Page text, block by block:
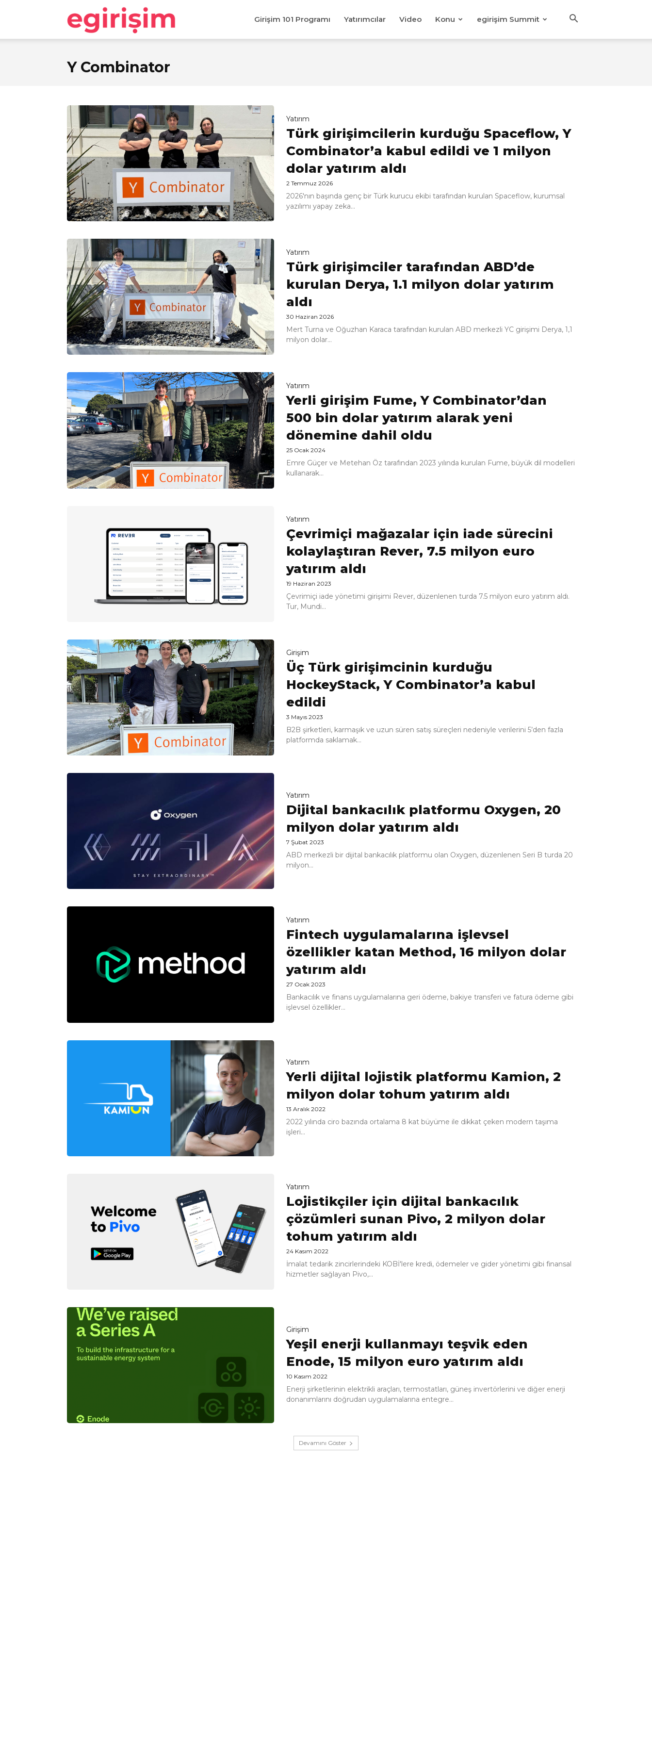
egirişim Girişim 101 Programı Yatırımcılar Video Konu egirişim Summit
Y Combinator
Yatırım
Türk girişimcilerin kurduğu Spaceflow, Y
Combinator’a kabul edildi ve 1 milyon
dolar yatırım aldı
2 Temmuz 2026
2026'nın başında genç bir Türk kurucu ekibi tarafından kurulan Spaceflow, kurumsal
yazılımı yapay zeka...
Yatırım
Türk girişimciler tarafından ABD’de
kurulan Derya, 1.1 milyon dolar yatırım
aldı
30 Haziran 2026
Mert Turna ve Oğuzhan Karaca tarafından kurulan ABD merkezli YC girişimi Derya, 1,1
milyon dolar...
Yatırım
Yerli girişim Fume, Y Combinator’dan
500 bin dolar yatırım alarak yeni
dönemine dahil oldu
25 Ocak 2024
Emre Güçer ve Metehan Öz tarafından 2023 yılında kurulan Fume, büyük dil modelleri
kullanarak...
Yatırım
Çevrimiçi mağazalar için iade sürecini
kolaylaştıran Rever, 7.5 milyon euro
yatırım aldı
19 Haziran 2023
Çevrimiçi iade yönetimi girişimi Rever, düzenlenen turda 7.5 milyon euro yatırım aldı.
Tur, Mundi...
Girişim
Üç Türk girişimcinin kurduğu
HockeyStack, Y Combinator’a kabul
edildi
3 Mayıs 2023
B2B şirketleri, karmaşık ve uzun süren satış süreçleri nedeniyle verilerini 5’den fazla
platformda saklamak...
Yatırım
Dijital bankacılık platformu Oxygen, 20
milyon dolar yatırım aldı
7 Şubat 2023
ABD merkezli bir dijital bankacılık platformu olan Oxygen, düzenlenen Seri B turda 20
milyon...
Yatırım
Fintech uygulamalarına işlevsel
özellikler katan Method, 16 milyon dolar
yatırım aldı
27 Ocak 2023
Bankacılık ve finans uygulamalarına geri ödeme, bakiye transferi ve fatura ödeme gibi
işlevsel özellikler...
Yatırım
Yerli dijital lojistik platformu Kamion, 2
milyon dolar tohum yatırım aldı
13 Aralık 2022
2022 yılında ciro bazında ortalama 8 kat büyüme ile dikkat çeken modern taşıma
işleri...
Yatırım
Lojistikçiler için dijital bankacılık
çözümleri sunan Pivo, 2 milyon dolar
tohum yatırım aldı
24 Kasım 2022
İmalat tedarik zincirlerindeki KOBİ'lere kredi, ödemeler ve gider yönetimi gibi finansal
hizmetler sağlayan Pivo,...
Girişim
Yeşil enerji kullanmayı teşvik eden
Enode, 15 milyon euro yatırım aldı
10 Kasım 2022
Enerji şirketlerinin elektrikli araçları, termostatları, güneş invertörlerini ve diğer enerji
donanımlarını doğrudan uygulamalarına entegre...
Devamını Göster